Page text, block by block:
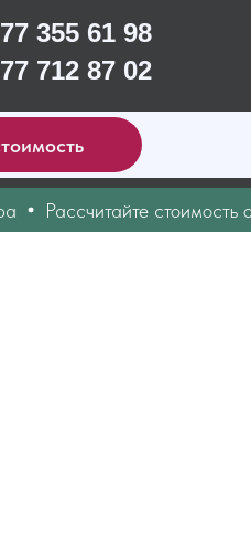
355 61 98
712 87 02
стоимость